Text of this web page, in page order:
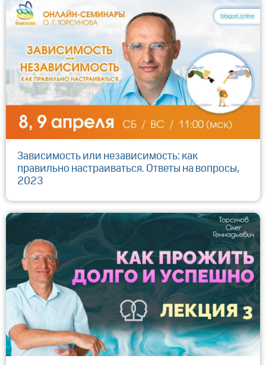
Зависимость или независимость: как
правильно настраиваться. Ответы на вопросы,
2023